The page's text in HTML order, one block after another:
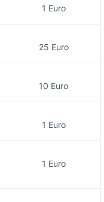
1 Euro
25 Euro
10 Euro
1 Euro
1 Euro